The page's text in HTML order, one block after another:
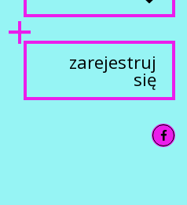
zarejestruj
się